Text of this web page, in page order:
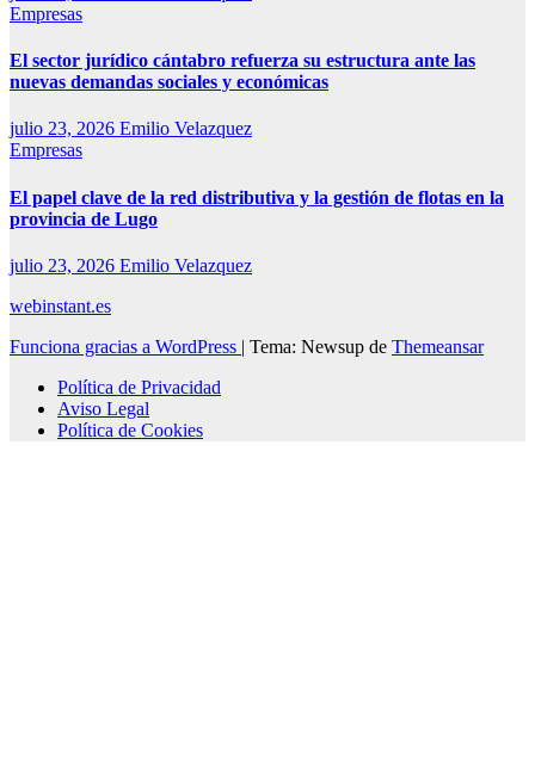
Empresas
El sector jurídico cántabro refuerza su estructura ante las
nuevas demandas sociales y económicas
julio 23, 2026 Emilio Velazquez
Empresas
El papel clave de la red distributiva y la gestión de flotas en la
provincia de Lugo
julio 23, 2026 Emilio Velazquez
webinstant.es
Funciona gracias a WordPress | Tema: Newsup de Themeansar
Política de Privacidad
Aviso Legal
Política de Cookies